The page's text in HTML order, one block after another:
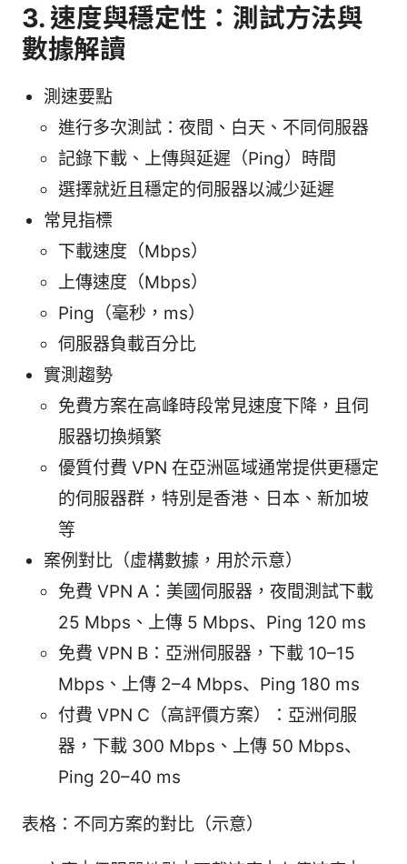
3. 速度與穩定性：測試方法與
數據解讀
測速要點
進行多次測試：夜間、白天、不同伺服器
記錄下載、上傳與延遲（Ping）時間
選擇就近且穩定的伺服器以減少延遲
常見指標
下載速度（Mbps）
上傳速度（Mbps）
Ping（毫秒，ms）
伺服器負載百分比
實測趨勢
免費方案在高峰時段常見速度下降，且伺
服器切換頻繁
優質付費 VPN 在亞洲區域通常提供更穩定
的伺服器群，特別是香港、日本、新加坡
等
案例對比（虛構數據，用於示意）
免費 VPN A：美國伺服器，夜間測試下載
25 Mbps、上傳 5 Mbps、Ping 120 ms
免費 VPN B：亞洲伺服器，下載 10–15
Mbps、上傳 2–4 Mbps、Ping 180 ms
付費 VPN C（高評價方案）：亞洲伺服
器，下載 300 Mbps、上傳 50 Mbps、
Ping 20–40 ms
表格：不同方案的對比（示意）